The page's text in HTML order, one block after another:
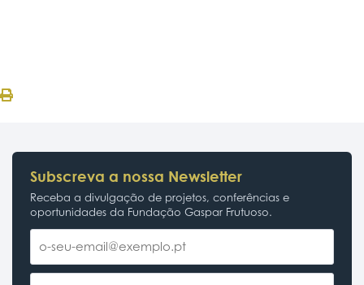
Subscreva a nossa Newsletter
Receba a divulgação de projetos, conferências e
oportunidades da Fundação Gaspar Frutuoso.